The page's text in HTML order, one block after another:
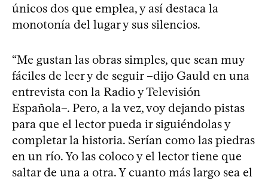
únicos dos que emplea, y así destaca la
monotonía del lugar y sus silencios.
“Me gustan las obras simples, que sean muy
fáciles de leer y de seguir –dijo Gauld en una
entrevista con la Radio y Televisión
Española–. Pero, a la vez, voy dejando pistas
para que el lector pueda ir siguiéndolas y
completar la historia. Serían como las piedras
en un río. Yo las coloco y el lector tiene que
saltar de una a otra. Y cuanto más largo sea el